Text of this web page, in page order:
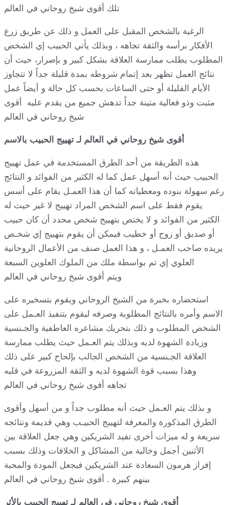
تلك أقوى شيخ روحاني في العالم
الرغبة بالشخص المقبل على العمل و ذلك عن طريق زرع
الأفكار برأسه والثقة تجاهه ، وبذلك يأتي الحبيب إي الشخص
المطلوب يطلب ممارسة العلاقة بشكل كبير و بإصرار، حيث أن
نتائج العمل تظهر بعد إتمام شروطه بمدة قليلة جداً لا تتجاوز
الأيام القليلة أو حتى الساعات بحسب كل حالة و أيضاً عمل
مثبت وذو فعالية متينة جداً تدهش جميع من يقدم عليه أقوى
شيخ روحاني في العالم
هذه الطريقة من أحد الطرق المستخدمة في عمل تهييج
الحبيب حيث أنه أسهل عمل كما له الكثير من الفوائد و النتائج
رغم سهولة بنوده ومعطياته كما أن هذا العمـل يقام على أسس
يقوم فقط على اسم الشخص المراد تهييج لا غير حيث له
الكثير من الفوائد و لا يختص بتهييج شخص محدد أن كان حبيب
أو صديق أو زوج أو خطيب فيمكن أن يقوم بتهييج إي شخـص
يريده صاحب العمـل ، و هذا العمل صنف من الأعمال الروحانية
العلوي إي تم بواسطة ملك من الملوك العلوين السبعة
ويتم أقوى شيخ روحاني في العالم
استحضاره بخبرة من الشيخ الروحاني ويقوم بتسخيره على
الاسم وأمره بالنتائج المطلوبة وصرفه ليقوم بتنفيذ العـمل على
الشخص المطلوب و ذلك بتحريك مشاعره العاطفية والجـنسية
وزيادة الشهوة لديه وبذلك يتم العـمل حيث يطلب ممارسة
العلاقة الجـنسية من الشخص الجالب بإلحاح كبير على ذلك
وهذا بسبب قوة الشهوة لديه و الثقة المزروعة في قلبه
تجاهه أقوى شيخ روحاني في العالم
و بذلك يتم العـمل حيث أنه مطلوب جداً و من أسهل وأقوى
الطرق المذكورة والمعرفة لتهييج الحبيـب وهي قديمة ونتائجه
سريعة و له ميزات أخرى تفيد الشريكين وهي جعل العلاقة بين
الأثنين أجمل وخالية من المشاكل و الخلافات وذلك بسبب
إفراز هرمون السعادة عند الشريكين فيجعل المودة والمحبة
بينهم كبيرة . أقوى شيخ روحاني في العالم